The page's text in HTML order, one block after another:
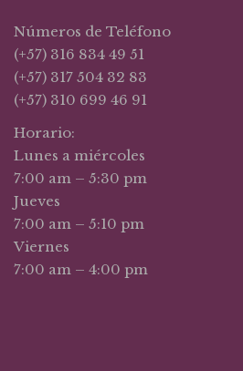
Números de Teléfono
(+57) 316 834 49 51
(+57) 317 504 32 83
(+57) 310 699 46 91
Horario:
Lunes a miércoles
7:00 am – 5:30 pm
Jueves
7:00 am – 5:10 pm
Viernes
7:00 am – 4:00 pm